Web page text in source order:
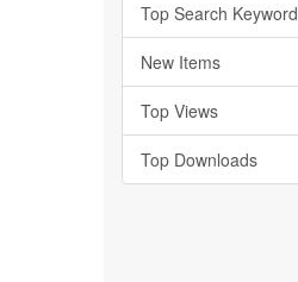
Top Search Keyword
New Items
Top Views
Top Downloads